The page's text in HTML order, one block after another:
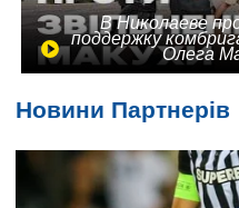
В Николаеве
поддержку
Олега